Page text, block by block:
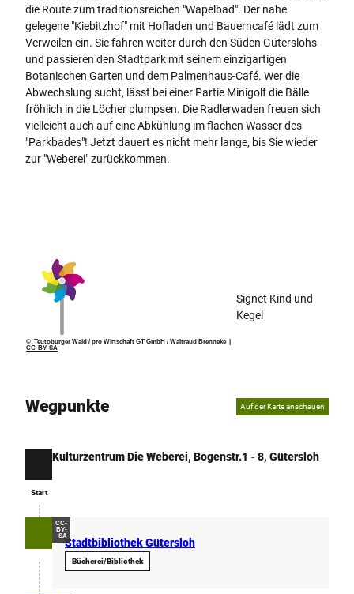
die Route zum traditionsreichen "Wapelbad". Der nahe
gelegene "Kiebitzhof" mit Hofladen und Bauerncafé lädt zum
Verweilen ein. Sie fahren weiter durch den Süden Güterslohs
und passieren den Stadtpark mit seinem einzigartigen
Botanischen Garten und dem Palmenhaus-Café. Wer die
Abwechslung sucht, lässt bei einer Partie Minigolf die Bälle
fröhlich in die Löcher plumpsen. Die Radlerwaden freuen sich
vielleicht auch auf eine Abkühlung im flachen Wasser des
"Parkbades"! Jetzt dauert es nicht mehr lange, bis Sie wieder
zur "Weberei" zurückkommen.
© Teutoburger Wald / pro Wirtschaft GT GmbH / Waltraud Brenneke |
CC-BY-SA
Signet Kind und
Kegel
Wegpunkte Auf der Karte anschauen
Start
Kulturzentrum Die Weberei, Bogenstr.1 - 8, Gütersloh
CC-
BY-
SA
Stadtbibliothek Gütersloh
Bücherei/Bibliothek